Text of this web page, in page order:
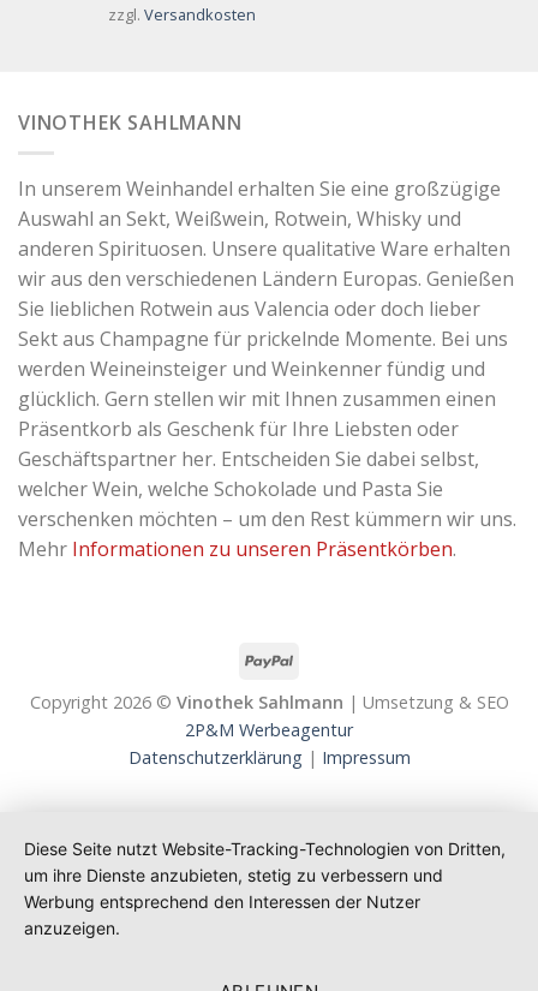
zzgl. Versandkosten
VINOTHEK SAHLMANN
In unserem Weinhandel erhalten Sie eine großzügige
Auswahl an Sekt, Weißwein, Rotwein, Whisky und
anderen Spirituosen. Unsere qualitative Ware erhalten
wir aus den verschiedenen Ländern Europas. Genießen
Sie lieblichen Rotwein aus Valencia oder doch lieber
Sekt aus Champagne für prickelnde Momente. Bei uns
werden Weineinsteiger und Weinkenner fündig und
glücklich. Gern stellen wir mit Ihnen zusammen einen
Präsentkorb als Geschenk für Ihre Liebsten oder
Geschäftspartner her. Entscheiden Sie dabei selbst,
welcher Wein, welche Schokolade und Pasta Sie
verschenken möchten – um den Rest kümmern wir uns.
Mehr Informationen zu unseren Präsentkörben.
Copyright 2026 © Vinothek Sahlmann | Umsetzung & SEO
2P&M Werbeagentur
Datenschutzerklärung | Impressum
Diese Seite nutzt Website-Tracking-Technologien von Dritten,
um ihre Dienste anzubieten, stetig zu verbessern und
Werbung entsprechend den Interessen der Nutzer
anzuzeigen.